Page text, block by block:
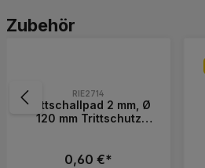
Produktgalerie überspringen
Zubehör
RIE2714
Trittschallpad 2 mm, Ø
120 mm Trittschutz
0,60 €*